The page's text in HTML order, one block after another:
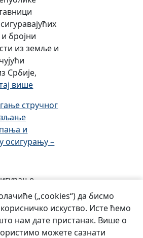
бројни
из земље и
Србије,
више:
б
е
н
ј
у
б
и
стручног
и
осигурању –
организује
едукацију
за
испита
(„cookies“) да бисмо
искуство. Исте ћемо
нам дате пристанак. Више о
можете сазнати